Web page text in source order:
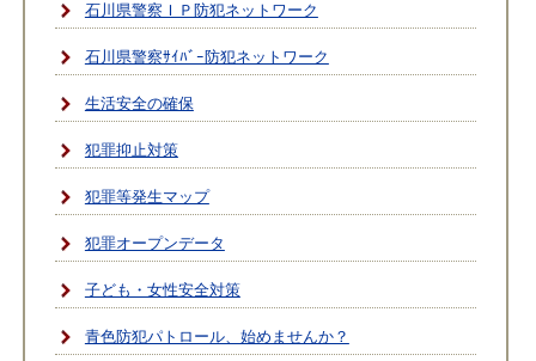
石川県警察ＩＰ防犯ネットワーク
石川県警察ｻｲﾊﾞｰ防犯ネットワーク
生活安全の確保
犯罪抑止対策
犯罪等発生マップ
犯罪オープンデータ
子ども・女性安全対策
青色防犯パトロール、始めませんか？